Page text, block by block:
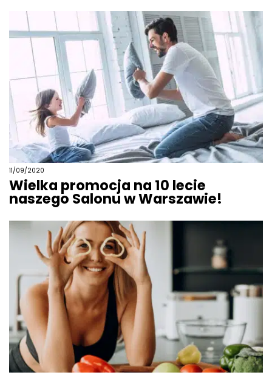
11/09/2020
Wielka promocja na 10 lecie
naszego Salonu w Warszawie!